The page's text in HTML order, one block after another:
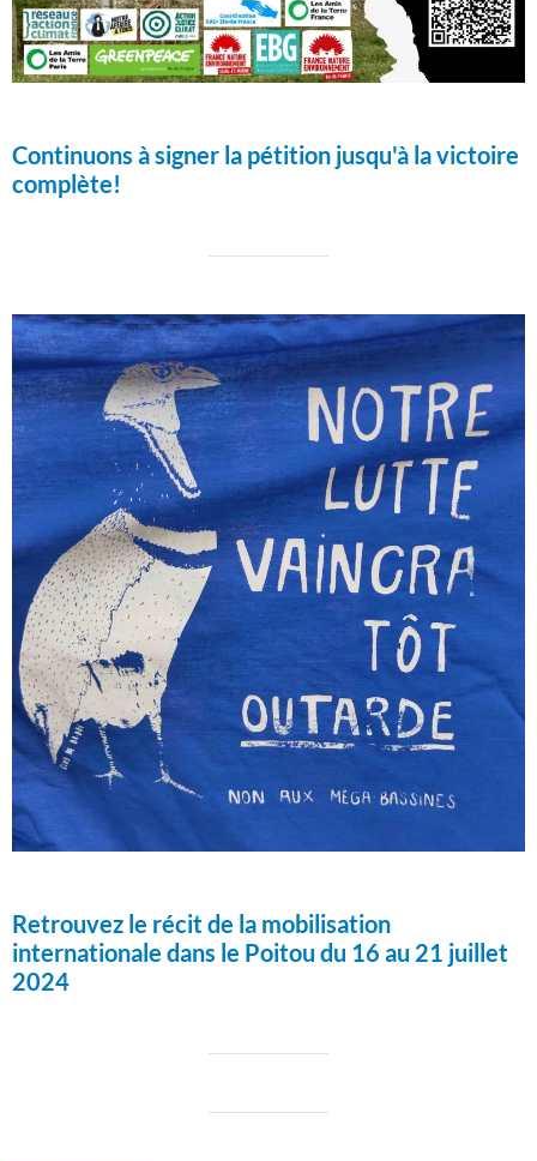
Continuons à signer la pétition jusqu'à la victoire
complète!
Retrouvez le récit de la mobilisation
internationale dans le Poitou du 16 au 21 juillet
2024